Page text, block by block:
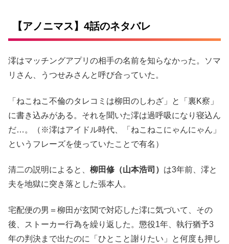
【アノニマス】4話のネタバレ
澪はマッチングアプリの相手の名前を知らなかった。ソマ
リさん、うつせみさんと呼び合っていた。
「ねこねこ不倫のタレコミは柳田のしわざ」と「裏K察」
に書き込みがある。それを聞いた澪は過呼吸になり寝込ん
だ…。（※澪はアイドル時代、「ねこねこにゃんにゃん」
というフレーズを使っていたことで有名）
清二の説明によると、 柳田修（山本浩司） は3年前、澪と
夫を地獄に突き落とした張本人。
宅配便の男＝柳田が玄関で対応した澪に気づいて、その
後、ストーカー行為を繰り返した。懲役1年、執行猶予3
年の判決まで出たのに「ひとこと謝りたい」と何度も押し